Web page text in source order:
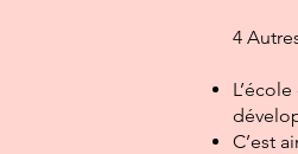
4
C’est